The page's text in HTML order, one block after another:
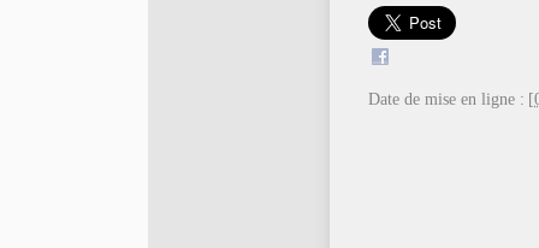
Date de mise en ligne :